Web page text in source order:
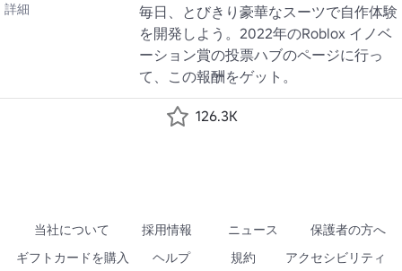
詳細
毎日、とびきり豪華なスーツで自作体験
を開発しよう。2022年のRoblox イノベ
ーション賞の投票ハブのページに行っ
て、この報酬をゲット。
126.3K
当社について 採用情報 ニュース
保護者の方へ
ギフトカードを購入
ヘルプ 規約 アクセシビリティ